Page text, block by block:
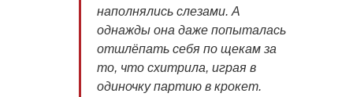
наполнялись слезами. А
однажды она даже попыталась
отшлёпать себя по щекам за
то, что схитрила, играя в
одиночку партию в крокет.